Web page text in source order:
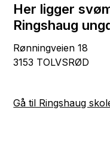
Her ligger
Ringshaug
Rønningveien 18
3153 TOLVSRØD
Gå til Ringshaug